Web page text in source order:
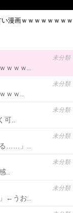
漫画ｗｗｗｗｗｗｗｗ
未分類
ｗｗｗ..
未分類
ｗｗ..
未分類
..
未分類
……」..
未分類
..
未分類
←うお..